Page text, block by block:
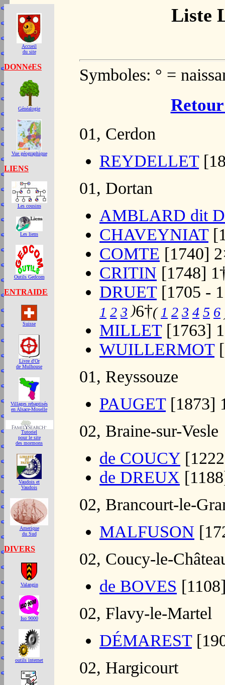
Accueil
du site
DONNéES
Généalogie
Vue géographique
LIENS
Les cousins
Les liens
Outils Gedcom
ENTRAIDE
Suisse
Livre d'Or
de Mulhouse
Villages rebaptisés
en Alsace-Moselle
Tutoriel
pour le site
des mormons
Vaudois et
Vaudois
Amerique
du Sud
DIVERS
Valangin
Iso 9000
outils internet
Liste
Symboles: ° =
01, Cerdon
REYDELLET
01, Dortan
AMBLARD dit
CHAVEYNIAT
COMTE [1740]
CRITIN [1748]
DRUET[1705 -
1 2 3 )6†(1 2 3 4 5 6
MILLET[1763]
WUILLERMOT
01, Reyssouze
PAUGET[1873]
02, Braine-sur-Vesle
de COUCY
de DREUX
02, Brancourt-le-
MALFUSON
02, Coucy-le-
de BOVES
02, Flavy-le-Martel
DÉMAREST
02, Hargicourt